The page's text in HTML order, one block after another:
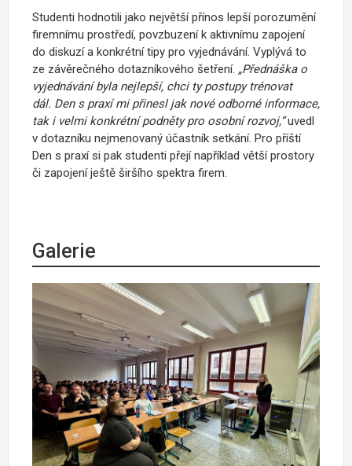
Studenti hodnotili jako největší přínos lepší porozumění
firemnímu prostředí, povzbuzení k aktivnímu zapojení
do diskuzí a konkrétní tipy pro vyjednávání. Vyplývá to
ze závěrečného dotazníkového šetření. „Přednáška o
vyjednávání byla nejlepší, chci ty postupy trénovat
dál. Den s praxí mi přinesl jak nové odborné informace,
tak i velmi konkrétní podněty pro osobní rozvoj,“uvedl
v dotazníku nejmenovaný účastník setkání. Pro příští
Den s praxí si pak studenti přejí například větší prostory
či zapojení ještě širšího spektra firem.
Galerie